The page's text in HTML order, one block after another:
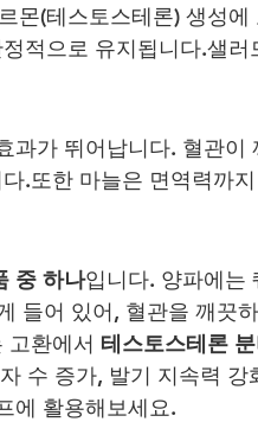
몬(테스토스테론) 생성
적으로 유지됩니다.샐러
가 뛰어납니다. 혈관이
.또한 마늘은 면역력까
중 하나입니다. 양파에는
들어 있어, 혈관을 깨끗
고환에서 테스토스테론
수 증가, 발기 지속력 강
에 활용해보세요.